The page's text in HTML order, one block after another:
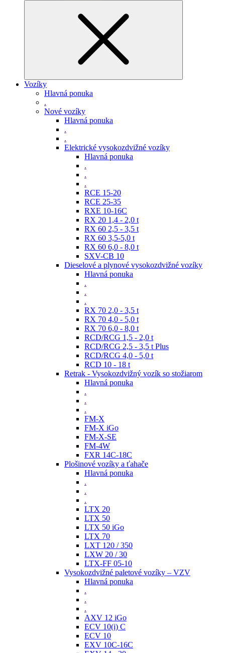
Vozíky
Hlavná ponuka
.
Nové vozíky
Hlavná ponuka
.
.
Elektrické vysokozdvižné vozíky
Hlavná ponuka
.
.
.
RCE 15-20
RCE 25-35
RXE 10-16C
RX 20 1,4 - 2,0 t
RX 60 2,5 - 3,5 t
RX 60 3,5-5,0 t
RX 60 6,0 - 8,0 t
SXV-CB 10
Dieselové a plynové vysokozdvižné vozíky
Hlavná ponuka
.
.
.
RX 70 2,0 - 3,5 t
RX 70 4,0 - 5,0 t
RX 70 6,0 - 8,0 t
RCD/RCG 1,5 - 2,0 t
RCD/RCG 2,5 - 3,5 t Plus
RCD/RCG 4,0 - 5,0 t
RCD 10 - 18 t
Retrak - Vysokozdvižný vozík so stožiarom
Hlavná ponuka
.
.
.
FM-X
FM-X iGo
FM-X-SE
FM-4W
FXR 14C-18C
Plošinové vozíky a ťahače
Hlavná ponuka
.
.
.
LTX 20
LTX 50
LTX 50 iGo
LTX 70
LXT 120 / 350
LXW 20 / 30
LTX-FF 05-10
Vysokozdvižné paletové vozíky – VZV
Hlavná ponuka
.
.
.
AXV 12 iGo
ECV 10(i) C
ECV 10
EXV 10C-16C